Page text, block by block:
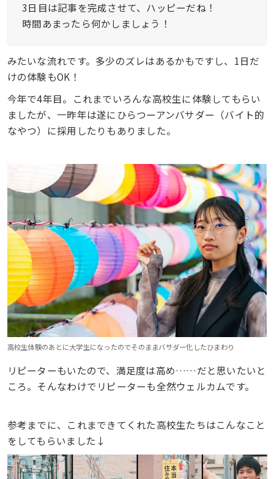
3日目は記事を完成させて、ハッピーだね！
時間あまったら何かしましょう！
みたいな流れです。多少のズレはあるかもですし、1日だ
けの体験もOK！
今年で4年目。これまでいろんな高校生に体験してもらい
ましたが、一昨年は遂にひらつーアンバサダー（バイト的
なやつ）に採用したりもありました。
高校生体験のあとに大学生になったのでそのままバサダー化したひまわり
リピーターもいたので、満足度は高め……だと思いたいと
ころ。そんなわけでリピーターも全然ウェルカムです。
参考までに、これまできてくれた高校生たちはこんなこと
をしてもらいました↓